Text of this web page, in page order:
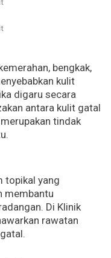
bengkak,
kulit
digaru secara
antara kulit gatal
tindak
topikal yang
membantu
Di Klinik
rawatan